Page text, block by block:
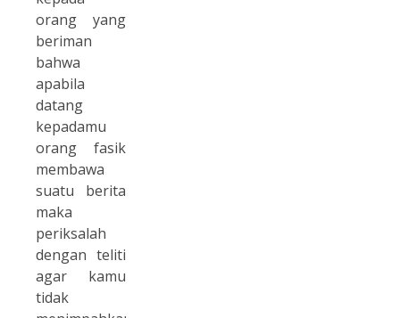
orang yang
beriman
bahwa
apabila
datang
kepadamu
orang fasik
membawa
suatu berita
maka
periksalah
dengan teliti
agar kamu
tidak